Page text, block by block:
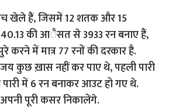
खेले हैं, जिसमें 12 शतक और 15
की आैसत से 3933 रन बनाए हैं,
करने में मात्र 77 रनों की दरकार है.
कुछ ख़ास नहीं कर पाए थे, पहली पारी
में 6 रन बनाकर आउट हो गए थे.
पूरी कसर निकालेंगे.